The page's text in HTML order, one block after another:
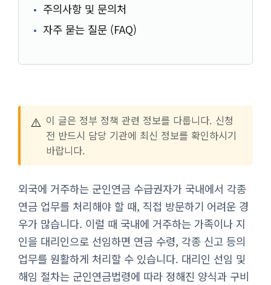
주의사항 및 문의처
자주 묻는 질문 (FAQ)
⚠️ 이 글은 정부 정책 관련 정보를 다룹니다. 신청
전 반드시 담당 기관에 최신 정보를 확인하시기
바랍니다.
외국에 거주하는 군인연금 수급권자가 국내에서 각종
연금 업무를 처리해야 할 때, 직접 방문하기 어려운 경
우가 많습니다. 이럴 때 국내에 거주하는 가족이나 지
인을 대리인으로 선임하면 연금 수령, 각종 신고 등의
업무를 원활하게 처리할 수 있습니다. 대리인 선임 및
해임 절차는 군인연금법령에 따라 정해진 양식과 구비